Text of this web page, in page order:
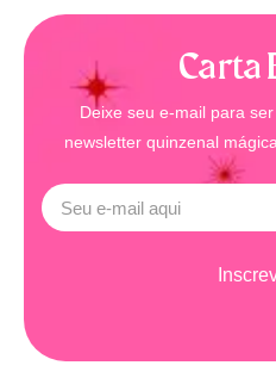
Carta
Deixe seu e-mail para
newsletter quinzenal